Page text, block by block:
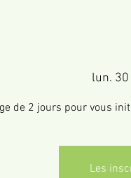
lun. 30
de 2 jours pour vous
Les